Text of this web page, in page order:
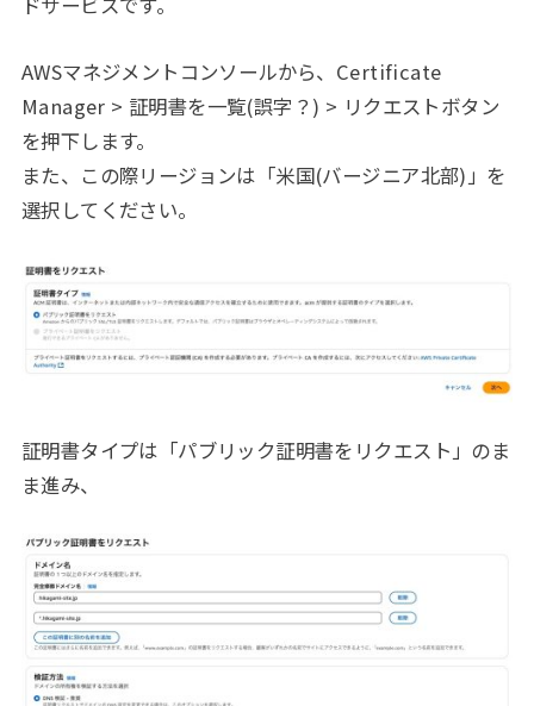
AWSマネジメントコンソールから、Certificate
Manager > 証明書を一覧(誤字？) > リクエストボタン
を押下します。
また、この際リージョンは「米国(バージニア北部)」を
選択してください。
証明書タイプは「パブリック証明書をリクエスト」のま
ま進み、